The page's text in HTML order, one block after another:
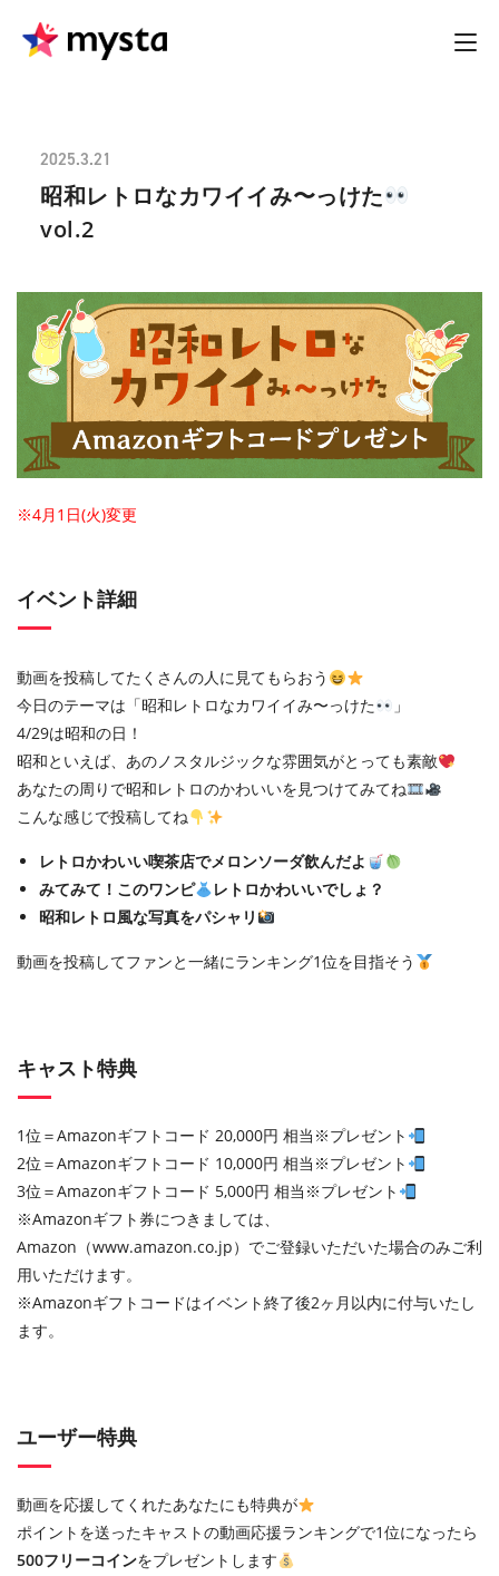
2025.3.21
昭和レトロなカワイイみ〜っけた
vol.2
※4月1日(火)変更
イベント詳細
動画を投稿してたくさんの人に見てもらおう
今日のテーマは「昭和レトロなカワイイみ〜っけた
」
4/29は昭和の日！
昭和といえば、あのノスタルジックな雰囲気がとっても素敵
あなたの周りで昭和レトロのかわいいを見つけてみてね
こんな感じで投稿してね
レトロかわいい喫茶店でメロンソーダ飲んだよ
みてみて！このワンピ
レトロかわいいでしょ？
昭和レトロ風な写真をパシャリ
動画を投稿してファンと一緒にランキング1位を目指そう
キャスト特典
1位＝Amazonギフトコード 20,000円 相当※プレゼント
2位＝Amazonギフトコード 10,000円 相当※プレゼント
3位＝Amazonギフトコード 5,000円 相当※プレゼント
※Amazonギフト券につきましては、
Amazon（www.amazon.co.jp）でご登録いただいた場合のみご利
用いただけます。
※Amazonギフトコードはイベント終了後2ヶ月以内に付与いたし
ます。
ユーザー特典
動画を応援してくれたあなたにも特典が
ポイントを送ったキャストの動画応援ランキングで1位になったら
500フリーコインをプレゼントします